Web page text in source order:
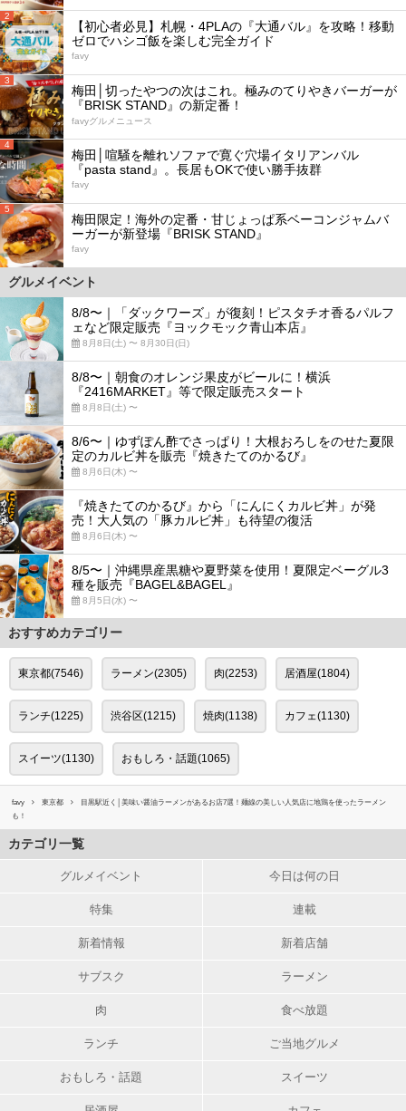
2
【初心者必見】札幌・4PLAの『大通バル』を攻略！移動
ゼロでハシゴ飯を楽しむ完全ガイド
favy
3
梅田│切ったやつの次はこれ。極みのてりやきバーガーが
『BRISK STAND』の新定番！
favyグルメニュース
4
梅田│喧騒を離れソファで寛ぐ穴場イタリアンバル
『pasta stand』。長居もOKで使い勝手抜群
favy
5
梅田限定！海外の定番・甘じょっぱ系ベーコンジャムバ
ーガーが新登場『BRISK STAND』
favy
グルメイベント
8/8〜｜「ダックワーズ」が復刻！ピスタチオ香るパルフ
ェなど限定販売『ヨックモック青山本店』
8月8日(土) 〜 8月30日(日)
8/8〜｜朝食のオレンジ果皮がビールに！横浜
『2416MARKET』等で限定販売スタート
8月8日(土) 〜
8/6〜｜ゆずぽん酢でさっぱり！大根おろしをのせた夏限
定のカルビ丼を販売『焼きたてのかるび』
8月6日(木) 〜
『焼きたてのかるび』から「にんにくカルビ丼」が発
売！大人気の「豚カルビ丼」も待望の復活
8月6日(木) 〜
8/5〜｜沖縄県産黒糖や夏野菜を使用！夏限定ベーグル3
種を販売『BAGEL&BAGEL』
8月5日(水) 〜
おすすめカテゴリー
東京都(7546) ラーメン(2305) 肉(2253) 居酒屋(1804)
ランチ(1225) 渋谷区(1215) 焼肉(1138) カフェ(1130)
スイーツ(1130) おもしろ・話題(1065)
favy 東京都
目黒駅近く│美味い醤油ラーメンがあるお店7選！麺線の美しい人気店に地鶏を使ったラーメン
も！
カテゴリ一覧
グルメイベント 今日は何の日
特集 連載
新着情報 新着店舗
サブスク ラーメン
肉 食べ放題
ランチ ご当地グルメ
おもしろ・話題 スイーツ